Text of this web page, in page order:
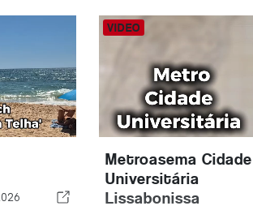
Metroasema Cidade
Universitária
Lissabonissa